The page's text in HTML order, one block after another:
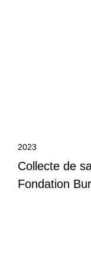
2023
Collecte de
Fondation